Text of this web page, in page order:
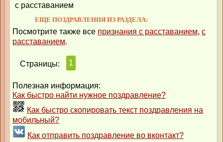
с расставанием
ЕЩЕ ПОЗДРАВЛЕНИЯ ИЗ РАЗДЕЛА:
Посмотрите также все признания с расставанием, с
расставанием.
Страницы: 1
Полезная информация:
Как быстро найти нужное поздравление?
Как быстро скопировать текст поздравления на
мобильный?
Как отправить поздравление во вконтакт?